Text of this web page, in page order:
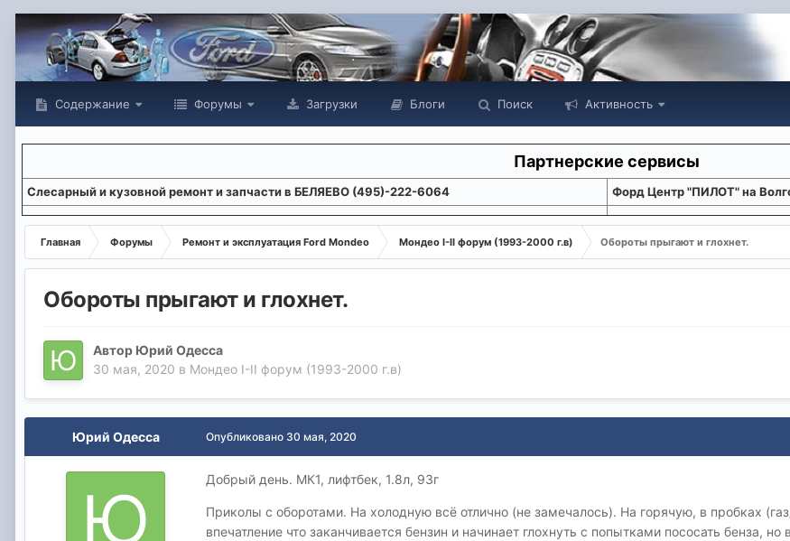
Содержание Форумы Загрузки Блоги Поиск Активность
Партнерские сервисы
Слесарный и кузовной ремонт и запчасти в БЕЛЯЕВО (495)-222-6064 Форд Центр "ПИЛОТ" на
Главная Форумы Ремонт и эксплуатация Ford Mondeo Мондео I-II форум (1993-2000 г.в) Обороты прыгают и глохнет.
Обороты прыгают и глохнет.
Автор Юрий Одесса
30 мая, 2020 в Мондео I-II форум (1993-2000 г.в)
Юрий Одесса Опубликовано 30 мая, 2020
Добрый день. МК1, лифтбек, 1.8л, 93г
Приколы с оборотами. На холодную всё отлично (не замечалось). На горячую, в пробках
впечатление что заканчивается бензин и начинает глохнуть с попытками пососать бенза,